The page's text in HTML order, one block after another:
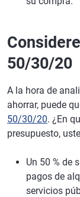
50/30/20
A la hora de
ahorrar, puede
50/30/20. ¿En
presupuesto,
Un 50 % de
pagos de
servicios